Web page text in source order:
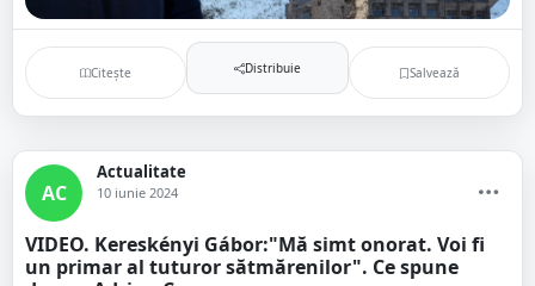
Citește Distribuie Salvează
AC
Actualitate
10 iunie 2024
VIDEO. Kereskényi Gábor:"Mă simt onorat. Voi fi
un primar al tuturor sătmărenilor". Ce spune